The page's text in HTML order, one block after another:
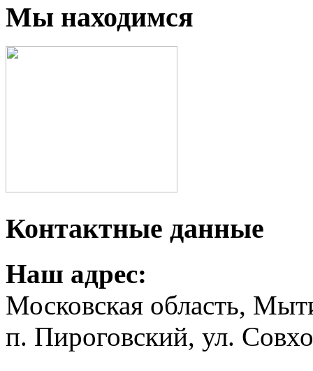
Мы находимся
Контактные данные
Наш адрес:
Московская область,
п. Пироговский, ул.